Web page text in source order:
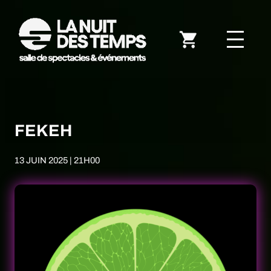
FEKEH
13 JUIN 2025 | 21H00